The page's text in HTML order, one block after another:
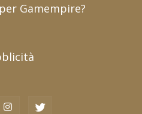
Gamempire?